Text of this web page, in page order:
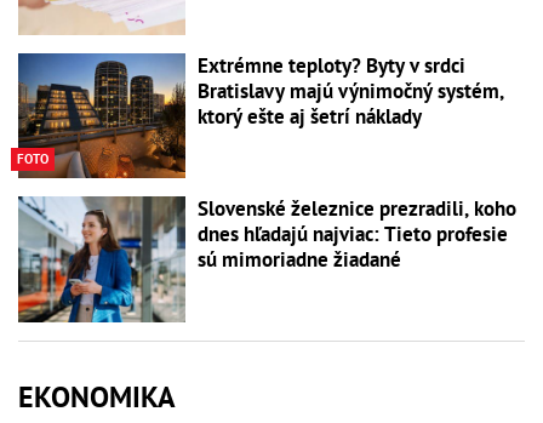
FOTO
Extrémne teploty? Byty v srdci
Bratislavy majú výnimočný systém,
ktorý ešte aj šetrí náklady
Slovenské železnice prezradili, koho
dnes hľadajú najviac: Tieto profesie
sú mimoriadne žiadané
EKONOMIKA